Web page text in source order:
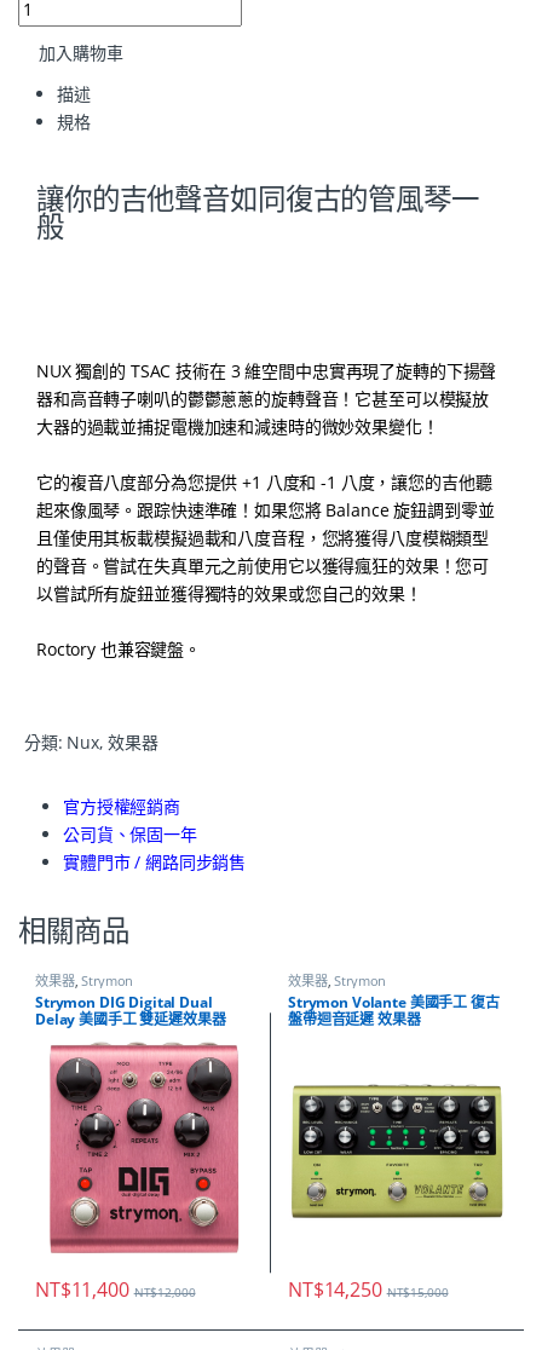
加入購物車
描述
規格
讓你的吉他聲音如同復古的管風琴一
般
NUX 獨創的 TSAC 技術在 3 維空間中忠實再現了旋轉的下揚聲
器和高音轉子喇叭的鬱鬱蔥蔥的旋轉聲音！它甚至可以模擬放
大器的過載並捕捉電機加速和減速時的微妙效果變化！
它的複音八度部分為您提供 +1 八度和 -1 八度，讓您的吉他聽
起來像風琴。跟踪快速準確！如果您將 Balance 旋鈕調到零並
且僅使用其板載模擬過載和八度音程，您將獲得八度模糊類型
的聲音。嘗試在失真單元之前使用它以獲得瘋狂的效果！您可
以嘗試所有旋鈕並獲得獨特的效果或您自己的效果！
Roctory 也兼容鍵盤。
分類: Nux, 效果器
官方授權經銷商
公司貨、保固一年
實體門市 / 網路同步銷售
相關商品
效果器,Strymon
Strymon DIG Digital Dual
Delay 美國手工 雙延遲效果器
NT$11,400 NT$12,000
效果器,Strymon
Strymon Volante 美國手工 復古
盤帶迴音延遲 效果器
NT$14,250 NT$15,000